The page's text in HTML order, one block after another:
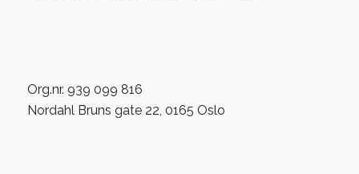
Org.nr. 939 099 816
Nordahl Bruns gate 22, 0165 Oslo